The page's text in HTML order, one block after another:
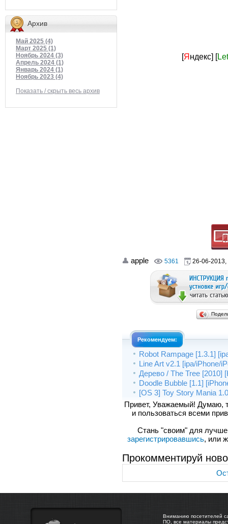
Архив
Май 2025 (4)
Март 2025 (1)
Ноябрь 2024 (3)
Апрель 2024 (1)
Январь 2024 (1)
Ноябрь 2023 (4)
Показать / скрыть весь архив
[Яндекс] [Let
apple 5361 26-06-2013,
Рекомендуем:
Robot Rampage [1.3.1]
Line Art v2.1 [ipa/iPhone/
Дерево / The Tree [2010]
Doodle Bubble [1.1]
[OS 3] Toy Story Mania
Привет, Уважаемый! Думаю,
и пользоваться всеми
Стань "своим" для
зарегистрировавшись, или
Прокомментируй
Вниманию посетителей
ПО, все материалы